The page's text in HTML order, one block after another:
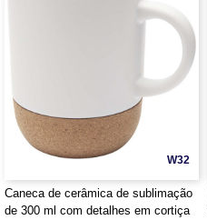
W32
Caneca de cerâmica de sublimação
de 300 ml com detalhes em cortiça